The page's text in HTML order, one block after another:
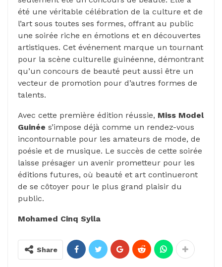
été une véritable célébration de la culture et de
l’art sous toutes ses formes, offrant au public
une soirée riche en émotions et en découvertes
artistiques. Cet événement marque un tournant
pour la scène culturelle guinéenne, démontrant
qu’un concours de beauté peut aussi être un
vecteur de promotion pour d’autres formes de
talents.
Avec cette première édition réussie, Miss Model
Guinée s’impose déjà comme un rendez-vous
incontournable pour les amateurs de mode, de
poésie et de musique. Le succès de cette soirée
laisse présager un avenir prometteur pour les
éditions futures, où beauté et art continueront
de se côtoyer pour le plus grand plaisir du
public.
Mohamed Cinq Sylla
Share